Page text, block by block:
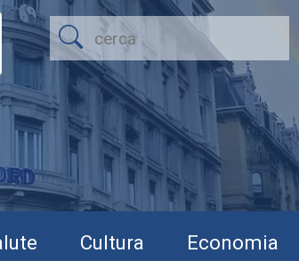
Cultura Economia